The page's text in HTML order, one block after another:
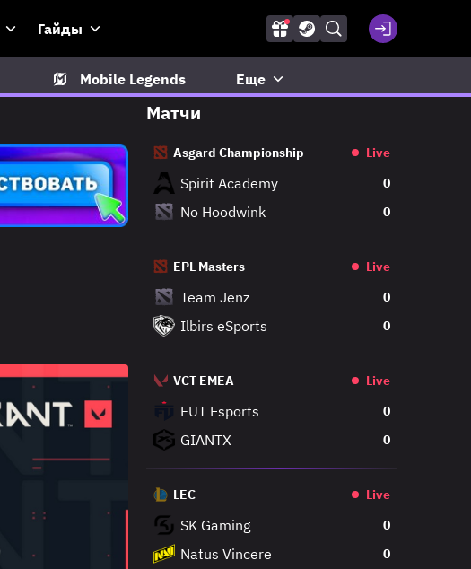
Гайды
Mobile Legends Еще
Матчи
Asgard Championship Live
Spirit Academy 0
No Hoodwink 0
EPL Masters Live
Team Jenz 0
Ilbirs eSports 0
VCT EMEA Live
FUT Esports 0
GIANTX 0
LEC Live
SK Gaming 0
Natus Vincere 0